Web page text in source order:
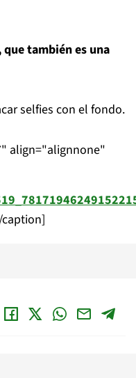
también es una
selfies con el fondo.
align="alignnone"
caption]